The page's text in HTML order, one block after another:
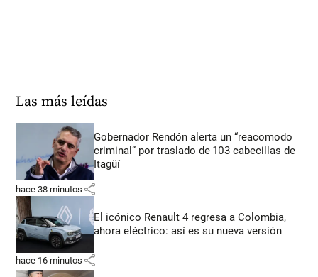
Las más leídas
Gobernador Rendón alerta un “reacomodo
criminal” por traslado de 103 cabecillas de
Itagüí
hace 38 minutos share
El icónico Renault 4 regresa a Colombia,
ahora eléctrico: así es su nueva versión
hace 16 minutos share